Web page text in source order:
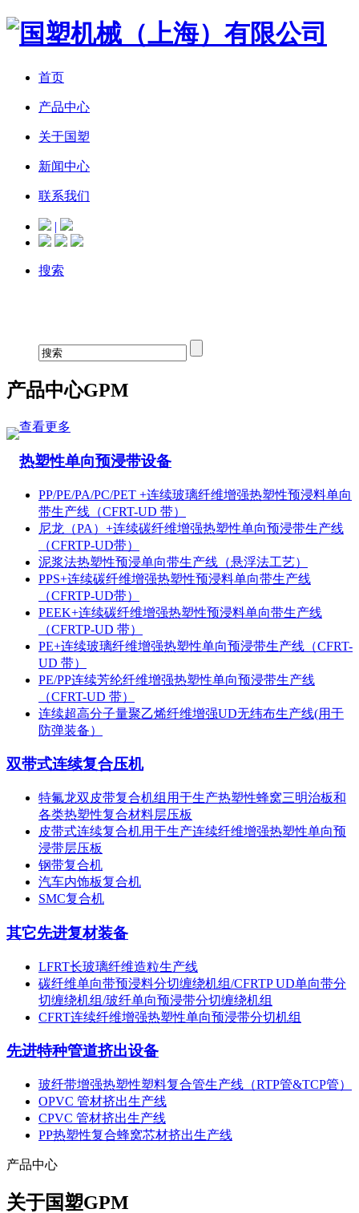
首页
产品中心
关于国塑
新闻中心
联系我们
|
搜索
产品中心GPM
查看更多
热塑性单向预浸带设备
PP/PE/PA/PC/PET +连续玻璃纤维增强热塑性预浸料单向
带生产线（CFRT-UD 带）
尼龙（PA）+连续碳纤维增强热塑性单向预浸带生产线
（CFRTP-UD带）
泥浆法热塑性预浸单向带生产线（悬浮法工艺）
PPS+连续碳纤维增强热塑性预浸料单向带生产线
（CFRTP-UD带）
PEEK+连续碳纤维增强热塑性预浸料单向带生产线
（CFRTP-UD 带）
PE+连续玻璃纤维增强热塑性单向预浸带生产线（CFRT-
UD 带）
PE/PP连续芳纶纤维增强热塑性单向预浸带生产线
（CFRT-UD 带）
连续超高分子量聚乙烯纤维增强UD无纬布生产线(用于
防弹装备）
双带式连续复合压机
特氟龙双皮带复合机组用于生产热塑性蜂窝三明治板和
各类热塑性复合材料层压板
皮带式连续复合机用于生产连续纤维增强热塑性单向预
浸带层压板
钢带复合机
汽车内饰板复合机
SMC复合机
其它先进复材装备
LFRT长玻璃纤维造粒生产线
碳纤维单向带预浸料分切缠绕机组/CFRTP UD单向带分
切缠绕机组/玻纤单向预浸带分切缠绕机组
CFRT连续纤维增强热塑性单向预浸带分切机组
先进特种管道挤出设备
玻纤带增强热塑性塑料复合管生产线（RTP管&TCP管）
OPVC 管材挤出生产线
CPVC 管材挤出生产线
PP热塑性复合蜂窝芯材挤出生产线
产品中心
关于国塑GPM